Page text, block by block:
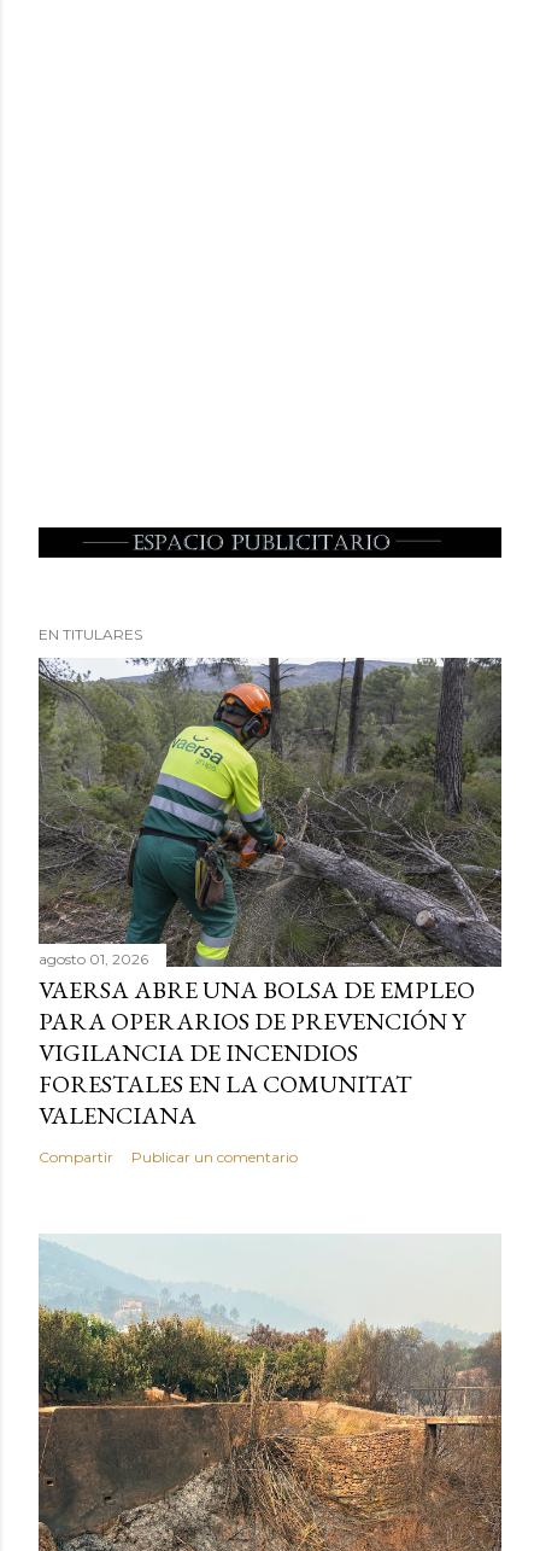
EN TITULARES
agosto 01, 2026
VAERSA ABRE UNA BOLSA DE EMPLEO
PARA OPERARIOS DE PREVENCIÓN Y
VIGILANCIA DE INCENDIOS
FORESTALES EN LA COMUNITAT
VALENCIANA
Compartir Publicar un comentario